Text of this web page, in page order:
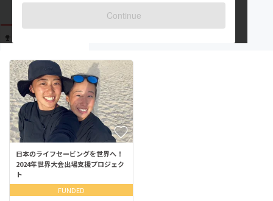
Continue
日本のライフセービングを世界へ！
2024年世界大会出場支援プロジェク
ト
FUNDED